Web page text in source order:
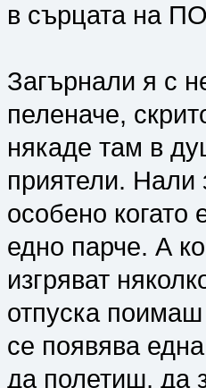
в сърцата на
Загърнали я с
пеленаче,
някаде там в
приятели. Нали
особено когато
едно парче. А
изгряват
отпуска
се появява
да полетиш, да